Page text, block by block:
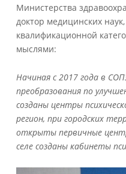
Министерства
доктор медицинских
квалификационной
мыслями:
Начиная с 2017 года в
преобразования по
созданы центры
регион, при городских
открыты первичные
селе созданы кабинеты